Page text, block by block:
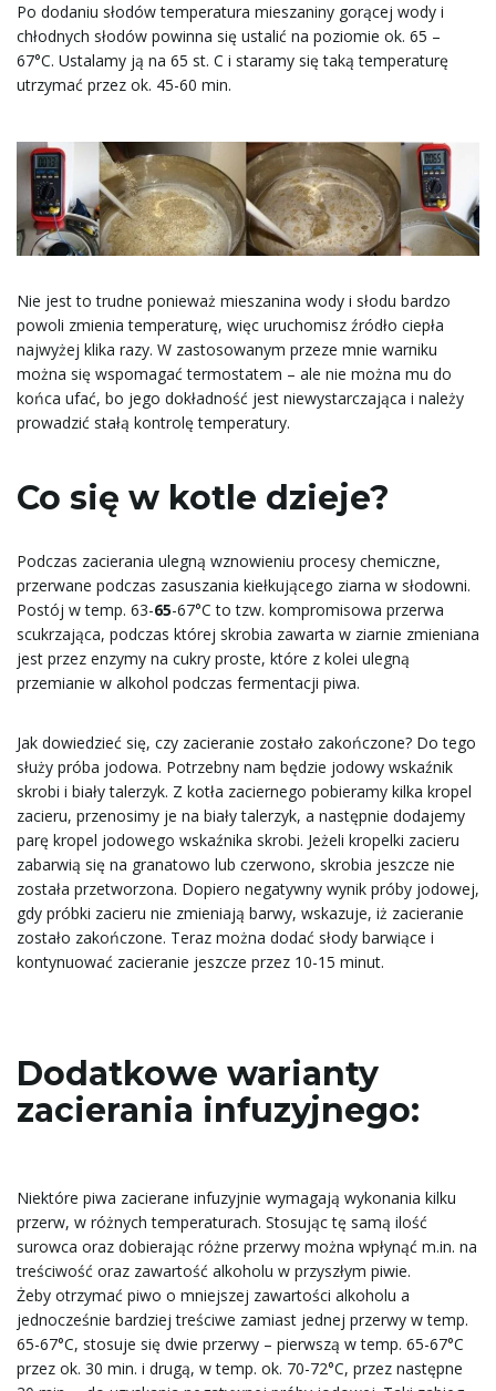
Po dodaniu słodów temperatura mieszaniny gorącej wody i
chłodnych słodów powinna się ustalić na poziomie ok. 65 –
67°C. Ustalamy ją na 65 st. C i staramy się taką temperaturę
utrzymać przez ok. 45-60 min.
Nie jest to trudne ponieważ mieszanina wody i słodu bardzo
powoli zmienia temperaturę, więc uruchomisz źródło ciepła
najwyżej klika razy. W zastosowanym przeze mnie warniku
można się wspomagać termostatem – ale nie można mu do
końca ufać, bo jego dokładność jest niewystarczająca i należy
prowadzić stałą kontrolę temperatury.
Co się w kotle dzieje?
Podczas zacierania ulegną wznowieniu procesy chemiczne,
przerwane podczas zasuszania kiełkującego ziarna w słodowni.
Postój w temp. 63-65-67°C to tzw. kompromisowa przerwa
scukrzająca, podczas której skrobia zawarta w ziarnie zmieniana
jest przez enzymy na cukry proste, które z kolei ulegną
przemianie w alkohol podczas fermentacji piwa.
Jak dowiedzieć się, czy zacieranie zostało zakończone? Do tego
służy próba jodowa. Potrzebny nam będzie jodowy wskaźnik
skrobi i biały talerzyk. Z kotła zaciernego pobieramy kilka kropel
zacieru, przenosimy je na biały talerzyk, a następnie dodajemy
parę kropel jodowego wskaźnika skrobi. Jeżeli kropelki zacieru
zabarwią się na granatowo lub czerwono, skrobia jeszcze nie
została przetworzona. Dopiero negatywny wynik próby jodowej,
gdy próbki zacieru nie zmieniają barwy, wskazuje, iż zacieranie
zostało zakończone. Teraz można dodać słody barwiące i
kontynuować zacieranie jeszcze przez 10-15 minut.
Dodatkowe warianty
zacierania infuzyjnego:
Niektóre piwa zacierane infuzyjnie wymagają wykonania kilku
przerw, w różnych temperaturach. Stosując tę samą ilość
surowca oraz dobierając różne przerwy można wpłynąć m.in. na
treściwość oraz zawartość alkoholu w przyszłym piwie.
Żeby otrzymać piwo o mniejszej zawartości alkoholu a
jednocześnie bardziej treściwe zamiast jednej przerwy w temp.
65-67°C, stosuje się dwie przerwy – pierwszą w temp. 65-67°C
przez ok. 30 min. i drugą, w temp. ok. 70-72°C, przez następne